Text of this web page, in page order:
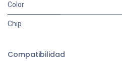
Color
Chip
Compatibilidad